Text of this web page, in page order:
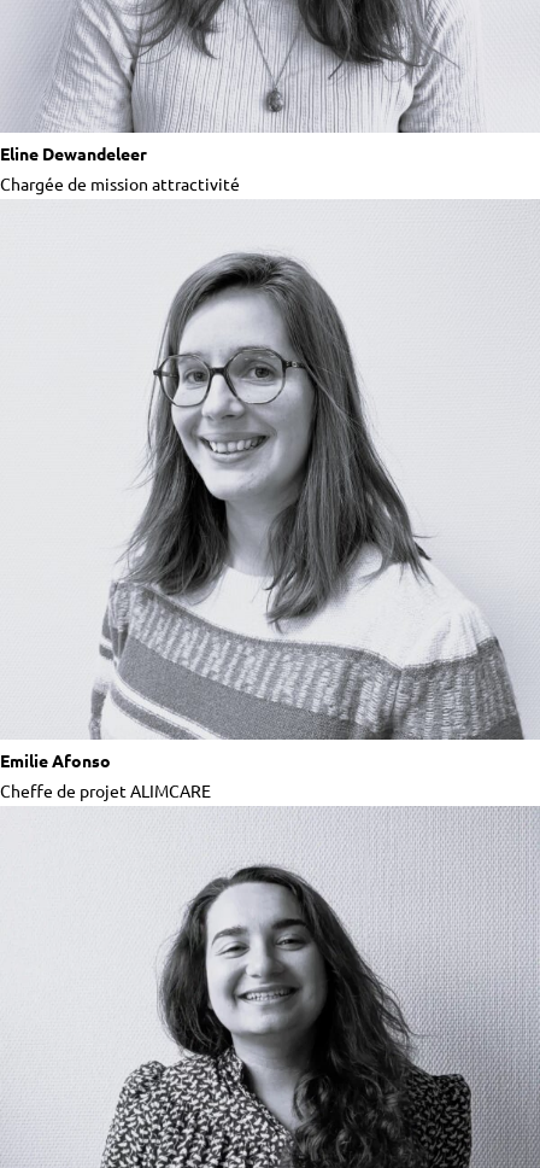
Eline Dewandeleer
Chargée de mission attractivité
Emilie Afonso
Cheffe de projet ALIMCARE